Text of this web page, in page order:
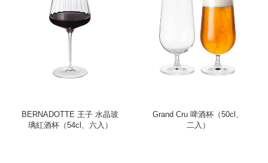
BERNADOTTE 王子 水晶玻
璃紅酒杯（54cl、六入）
Grand Cru 啤酒杯（50cl、
二入）